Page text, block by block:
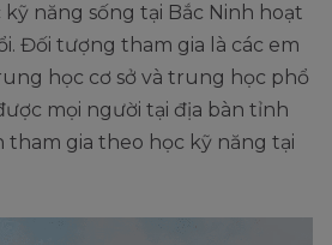
năng sống tại Bắc Ninh hoạt
Đối tượng tham gia là các em
học cơ sở và trung học phổ
mọi người tại địa bàn tỉnh
tham gia theo học kỹ năng tại